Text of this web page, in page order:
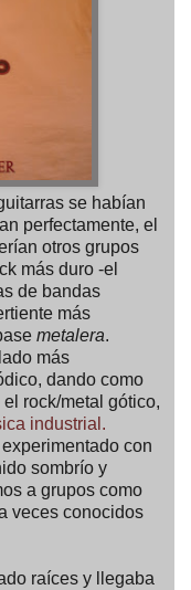
se habían
perfectamente, el
otros grupos
más duro -el
de bandas
más
metalera.
más
dando como
rock/metal gótico,
industrial.
con
sombrío y
a grupos como
veces conocidos
raíces y llegaba